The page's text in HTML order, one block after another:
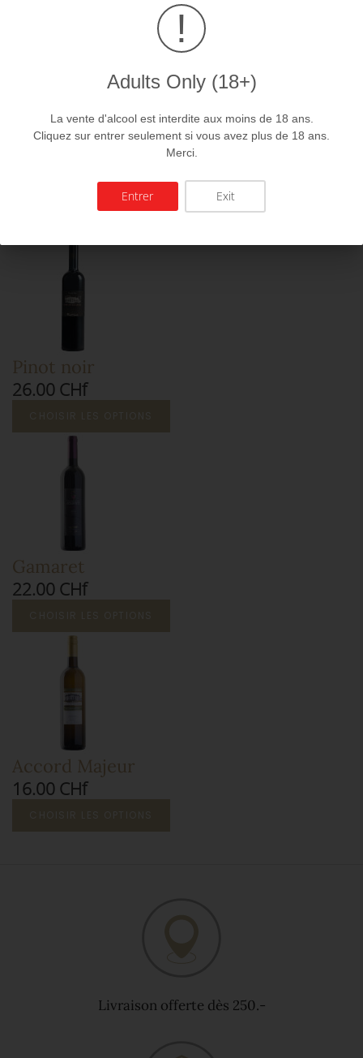
Pinot noir
26.00 CHf
Gamaret
22.00 CHf
Accord Majeur
16.00 CHf
Livraison offerte dès 250.-
!
Adults Only (18+)
La vente d'alcool est interdite aux moins de 18 ans.
Cliquez sur entrer seulement si vous avez plus de 18 ans.
Merci.
Entrer Exit